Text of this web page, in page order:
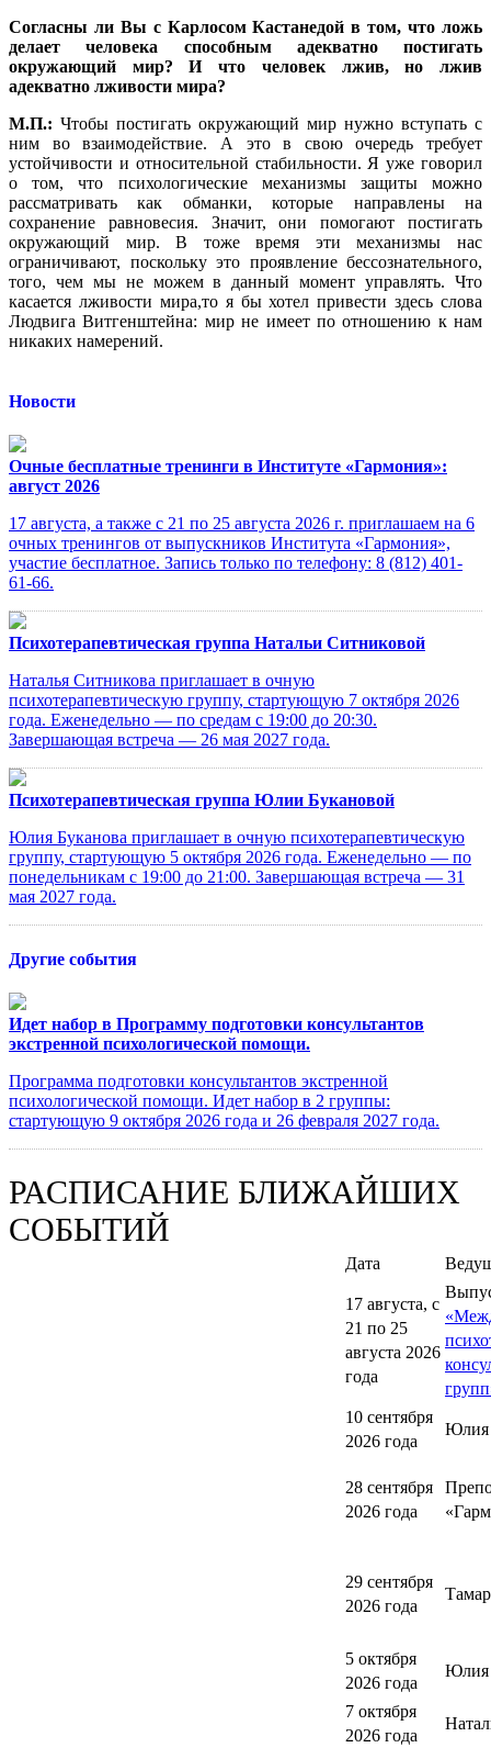
Согласны ли Вы с Карлосом Кастанедой в том, что ложь
делает человека способным адекватно постигать
окружающий мир? И что человек лжив, но лжив
адекватно лживости мира?
М.П.: Чтобы постигать окружающий мир нужно вступать с
ним во взаимодействие. А это в свою очередь требует
устойчивости и относительной стабильности. Я уже говорил
о том, что психологические механизмы защиты можно
рассматривать как обманки, которые направлены на
сохранение равновесия. Значит, они помогают постигать
окружающий мир. В тоже время эти механизмы нас
ограничивают, поскольку это проявление бессознательного,
того, чем мы не можем в данный момент управлять. Что
касается лживости мира,то я бы хотел привести здесь слова
Людвига Витгенштейна: мир не имеет по отношению к нам
никаких намерений.
Новости
Очные бесплатные тренинги в Институте «Гармония»:
август 2026
17 августа, а также с 21 по 25 августа 2026 г. приглашаем на 6
очных тренингов от выпускников Института «Гармония»,
участие бесплатное. Запись только по телефону: 8 (812) 401-
61-66.
Психотерапевтическая группа Натальи Ситниковой
Наталья Ситникова приглашает в очную
психотерапевтическую группу, стартующую 7 октября 2026
года. Еженедельно — по средам с 19:00 до 20:30.
Завершающая встреча — 26 мая 2027 года.
Психотерапевтическая группа Юлии Букановой
Юлия Буканова приглашает в очную психотерапевтическую
группу, стартующую 5 октября 2026 года. Еженедельно — по
понедельникам с 19:00 до 21:00. Завершающая встреча — 31
мая 2027 года.
Другие события
Идет набор в Программу подготовки консультантов
экстренной психологической помощи.
Программа подготовки консультантов экстренной
психологической помощи. Идет набор в 2 группы:
стартующую 9 октября 2026 года и 26 февраля 2027 года.
РАСПИСАНИЕ БЛИЖАЙШИХ
СОБЫТИЙ
Дата
17 августа, с
21 по 25
августа 2026
года
10 сентября
2026 года
Юлия
28 сентября
2026 года
29 сентября
2026 года
5 октября
2026 года
Юлия
7 октября
2026 года